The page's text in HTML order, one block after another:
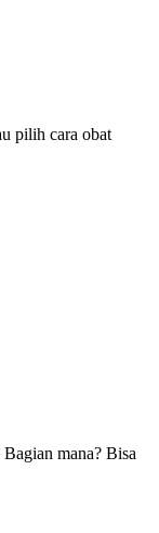
pilih cara obat
mana? Bisa